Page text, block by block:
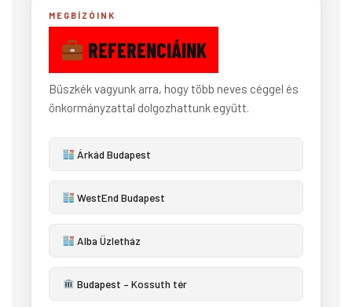
MEGBÍZÓINK
REFERENCIÁINK
Büszkék vagyunk arra, hogy több neves céggel és
önkormányzattal dolgozhattunk együtt.
Árkád Budapest
WestEnd Budapest
Alba Üzletház
Budapest – Kossuth tér